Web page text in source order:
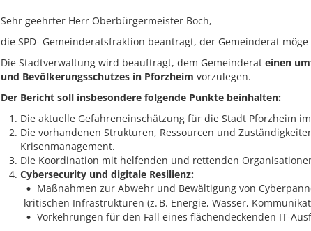
Sehr geehrter Herr Oberbürgermeister Boch,
die SPD- Gemeinderatsfraktion beantragt, der Gemeinderat
Die Stadtverwaltung wird beauftragt, dem Gemeinderat einen
und Bevölkerungsschutzes in Pforzheim vorzulegen.
Der Bericht soll insbesondere folgende Punkte beinhalten:
Die aktuelle Gefahreneinschätzung für die Stadt Pforzheim
Die vorhandenen Strukturen, Ressourcen und
Krisenmanagement.
Die Koordination mit helfenden und rettenden
Cybersecurity und digitale Resilienz:
Maßnahmen zur Abwehr und Bewältigung von
kritischen Infrastrukturen (z. B. Energie, Wasser,
Vorkehrungen für den Fall eines flächendeckenden IT-